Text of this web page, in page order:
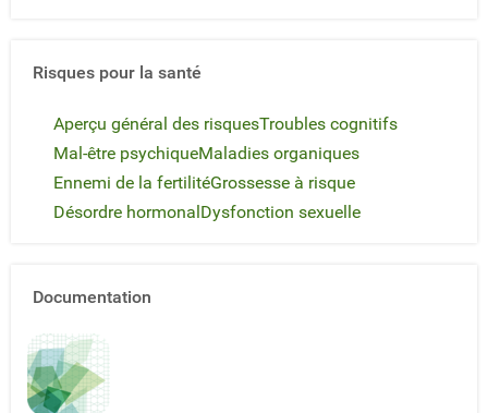
Risques pour la santé
Aperçu général des risquesTroubles cognitifs
Mal-être psychiqueMaladies organiques
Ennemi de la fertilitéGrossesse à risque
Désordre hormonal Dysfonction sexuelle
Documentation